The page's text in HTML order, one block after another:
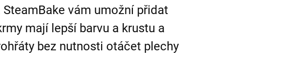
vám umožní přidat
mají lepší barvu a krustu a
bez nutnosti otáčet plechy